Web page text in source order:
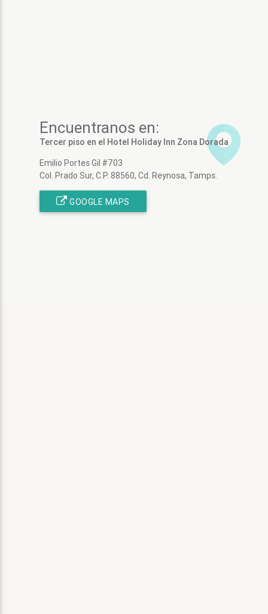
Encuentranos en:
Tercer piso en el Hotel Holiday Inn Zona Dorada
Emilio Portes Gil #703
Col. Prado Sur, C.P. 88560, Cd. Reynosa, Tamps.
GOOGLE MAPS